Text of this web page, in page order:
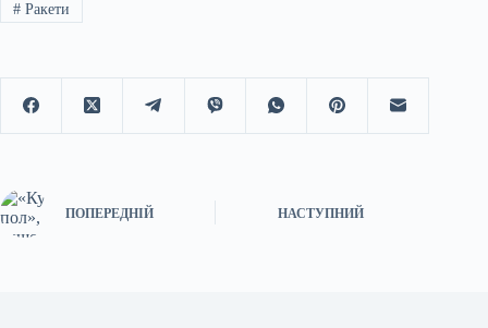
#Ракети
ПОПЕРЕДНІЙ НАСТУПНИЙ